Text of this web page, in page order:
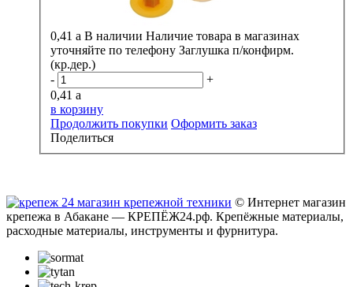
0,41 a В наличии Наличие товара в магазинах
уточняйте по телефону Заглушка п/конфирм.
(кр.дер.)
-
+
0,41 a
в корзину
Продолжить покупки Оформить заказ
Поделиться
© Интернет магазин
крепежа в Абакане — КРЕПЁЖ24.рф. Крепёжные материалы,
расходные материалы, инструменты и фурнитура.